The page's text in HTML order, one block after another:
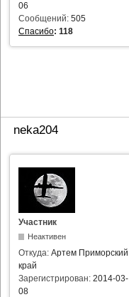
06
Сообщений: 505
Спасибо: 118
neka204
Участник
Неактивен
Откуда: Артем Приморский
край
Зарегистрирован: 2014-03-
08